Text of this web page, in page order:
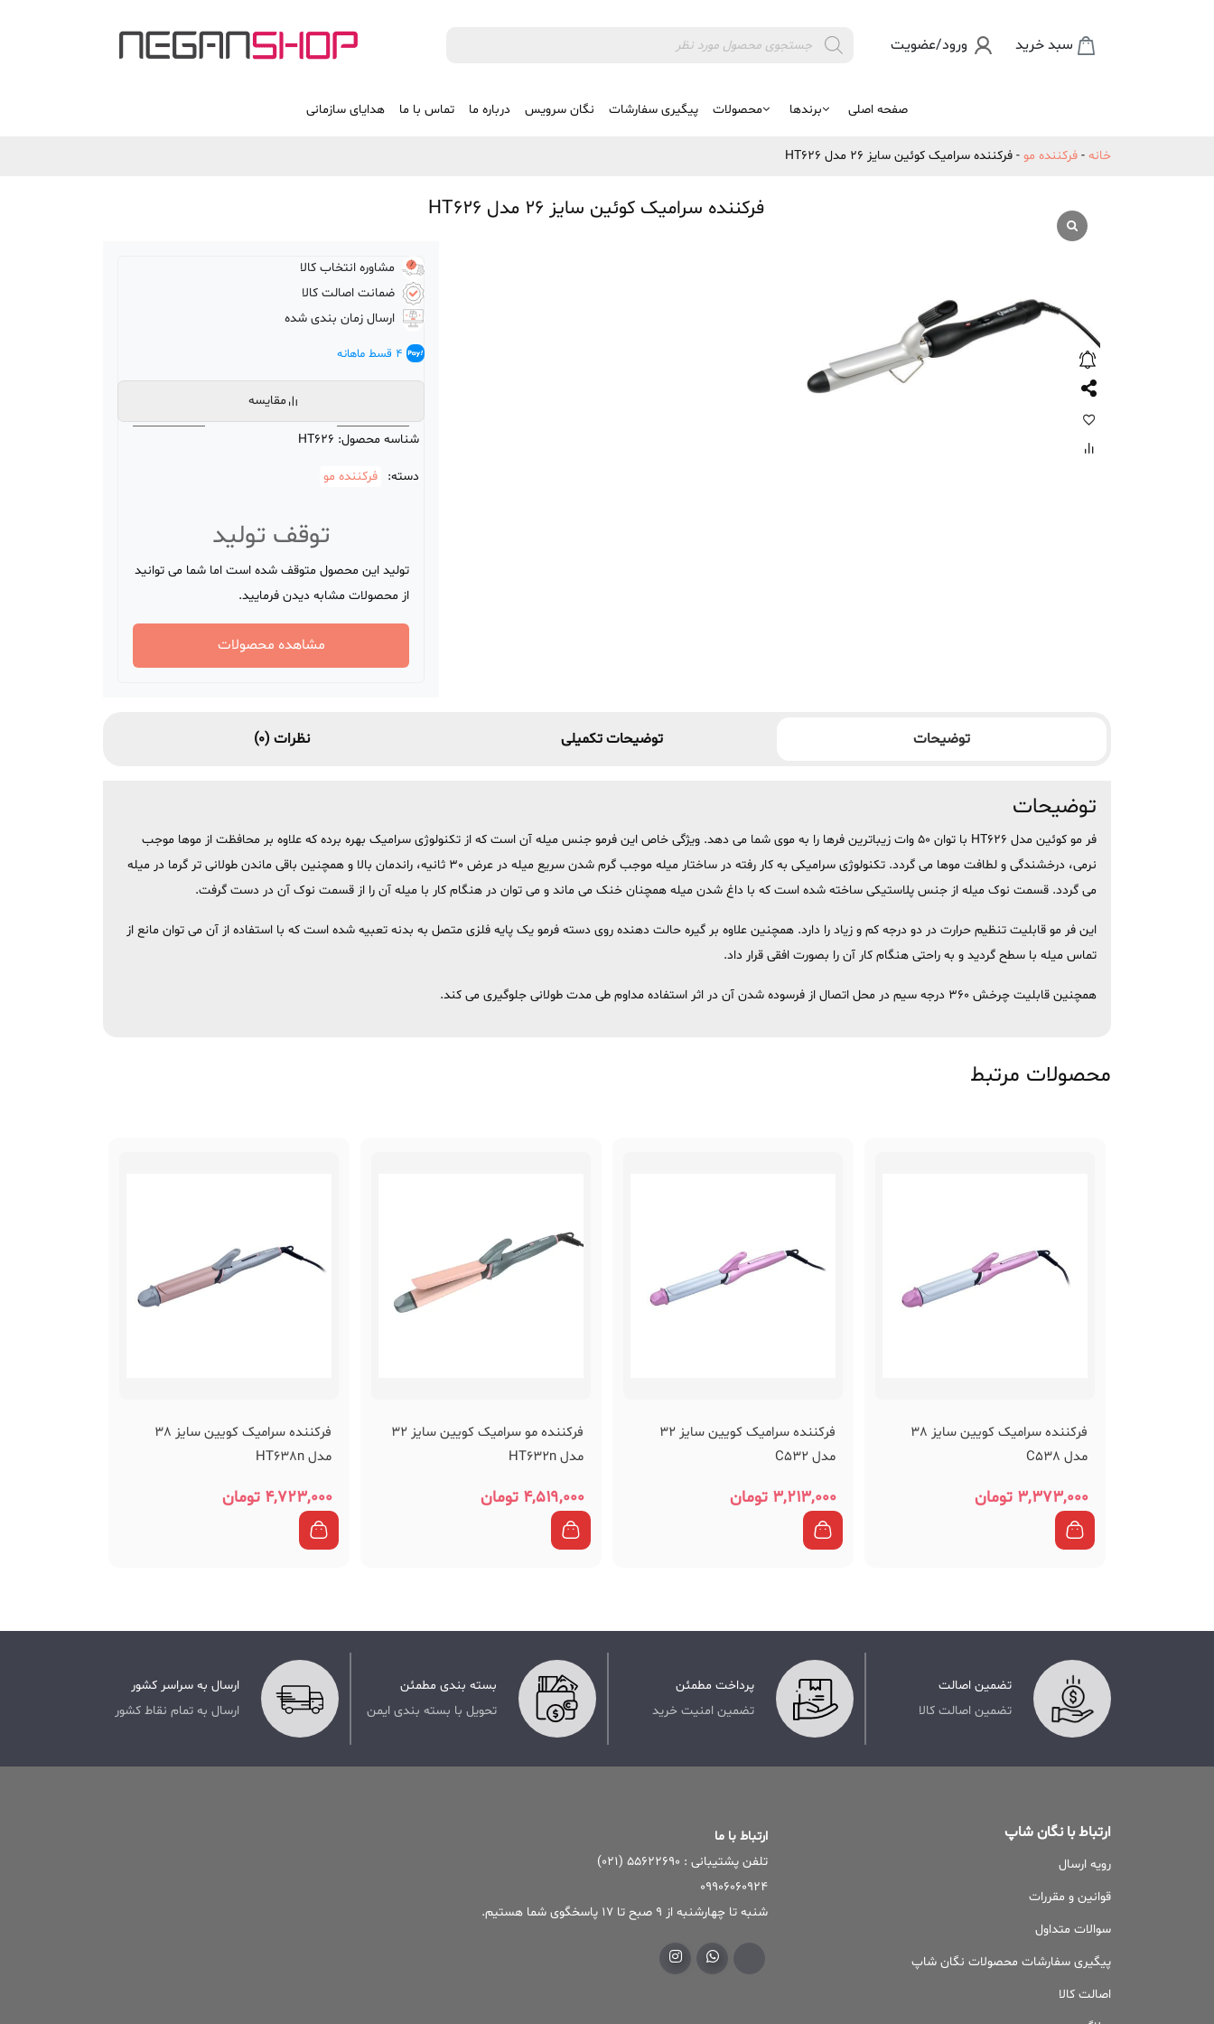
 سبد خرید ورود/عضویت
Products
search
صفحه اصلی برندها محصولات پیگیری سفارشات نگان سرویس درباره ما تماس با ما هدایای سازمانی
خانه - فرکننده مو - فرکننده سرامیک کوئین سایز 26 مدل HT626
فرکننده سرامیک کوئین سایز 26 مدل HT626
مشاوره انتخاب کالا
ضمانت اصالت کالا
ارسال زمان بندی شده
4 قسط ماهانه
مقایسه
شناسه محصول: HT626
دسته: فرکننده مو
توقف تولید
تولید این محصول متوقف شده است اما شما می توانید
از محصولات مشابه دیدن فرمایید.
مشاهده محصولات
توضیحات توضیحات تکمیلی نظرات (0)
توضیحات
فر مو کوئین مدل HT626 با توان 50 وات زیباترین فرها را به موی شما می دهد. ویژگی خاص این فرمو جنس میله آن است که از تکنولوژی سرامیک بهره برده که علاوه بر محافظت از موها موجب
نرمی، درخشندگی و لطافت موها می گردد. تکنولوژی سرامیکی به کار رفته در ساختار میله موجب گرم شدن سریع میله در عرض 30 ثانیه، راندمان بالا و همچنین باقی ماندن طولانی تر گرما در میله
می گردد. قسمت نوک میله از جنس پلاستیکی ساخته شده است که با داغ شدن میله همچنان خنک می ماند و می توان در هنگام کار با میله آن را از قسمت نوک آن در دست گرفت.
این فر مو قابلیت تنظیم حرارت در دو درجه کم و زیاد را دارد. همچنین علاوه بر گیره حالت دهنده روی دسته فرمو یک پایه فلزی متصل به بدنه تعبیه شده است که با استفاده از آن می توان مانع از
تماس میله با سطح گردید و به راحتی هنگام کار آن را بصورت افقی قرار داد.
همچنین قابلیت چرخش 360 درجه سیم در محل اتصال از فرسوده شدن آن در اثر استفاده مداوم طی مدت طولانی جلوگیری می کند.
محصولات مرتبط
فرکننده سرامیک کویین سایز 38
مدل C538
۳,۳۷۳,۰۰۰ تومان
فرکننده سرامیک کویین سایز 32
مدل C532
۳,۲۱۳,۰۰۰ تومان
فرکننده مو سرامیک کویین سایز 32
مدل HT632n
۴,۵۱۹,۰۰۰ تومان
فرکننده سرامیک کویین سایز 38
مدل HT638n
۴,۷۲۳,۰۰۰ تومان
تضمین اصالت
تضمین اصالت کالا
پرداخت مطمئن
تضمین امنیت خرید
بسته بندی مطمئن
تحویل با بسته بندی ایمن
ارسال به سراسر کشور
ارسال به تمام نقاط کشور
ارتباط با نگان شاپ
رویه ارسال
قوانین و مقررات
سوالات متداول
پیگیری سفارشات محصولات نگان شاپ
اصالت کالا
ارتباط با ما
تلفن پشتیبانی : ۵۵۶۲۲۶۹۰ (۰۲۱)
09906060924
شنبه تا چهارشنبه از 9 صبح تا 17 پاسخگوی شما هستیم.